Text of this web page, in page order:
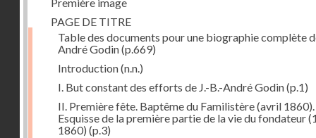
PAGE DE TITRE
Table des documents pour une biographie complète
André Godin(p.669)
Introduction(n.n.)
I. But constant des efforts de J.-B.-André Godin(p.1)
II. Première fête. Baptême du Familistère (avril 1860).
Esquisse de la première partie de la vie du fondateur
1860) (p.3)